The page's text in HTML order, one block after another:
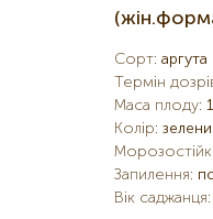
Сорт: аргута
Термін
Маса плоду:
Колір:
Запилення:
Вік саджанця: